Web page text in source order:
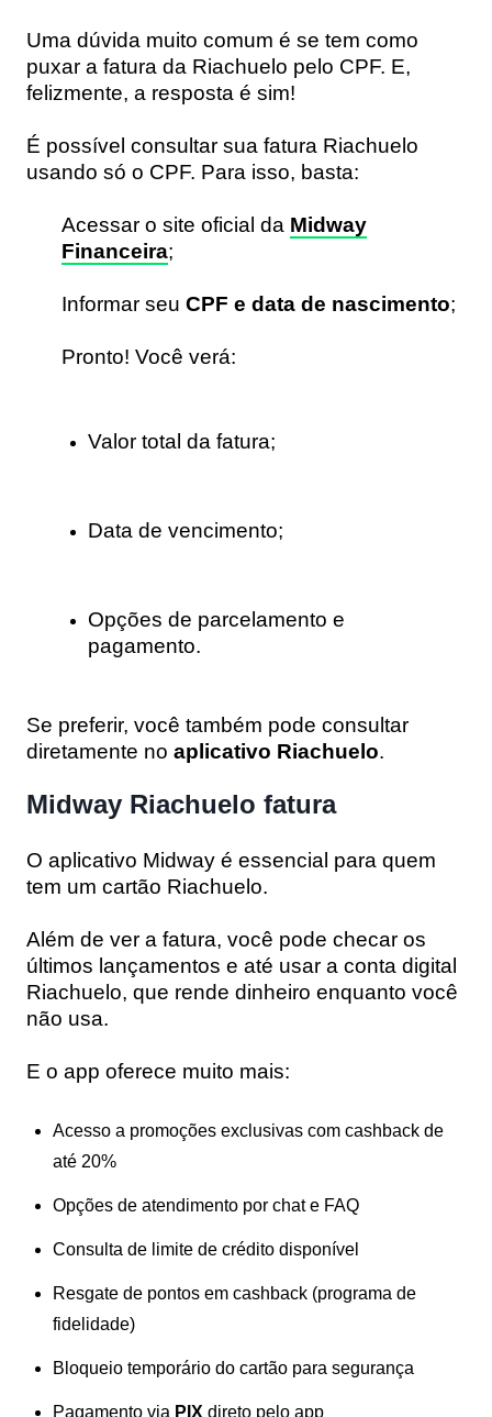
Uma dúvida muito comum é se tem como
puxar a fatura da Riachuelo pelo CPF. E,
felizmente, a resposta é sim!
É possível consultar sua fatura Riachuelo
usando só o CPF. Para isso, basta:
Acessar o site oficial da Midway
Financeira;
Informar seu CPF e data de nascimento;
Pronto! Você verá:
Valor total da fatura;
Data de vencimento;
Opções de parcelamento e
pagamento.
Se preferir, você também pode consultar
diretamente no aplicativo Riachuelo.
Midway Riachuelo fatura
O aplicativo Midway é essencial para quem
tem um cartão Riachuelo.
Além de ver a fatura, você pode checar os
últimos lançamentos e até usar a conta digital
Riachuelo, que rende dinheiro enquanto você
não usa.
E o app oferece muito mais:
Acesso a promoções exclusivas com cashback de
até 20%
Opções de atendimento por chat e FAQ
Consulta de limite de crédito disponível
Resgate de pontos em cashback (programa de
fidelidade)
Bloqueio temporário do cartão para segurança
Pagamento via PIX direto pelo app